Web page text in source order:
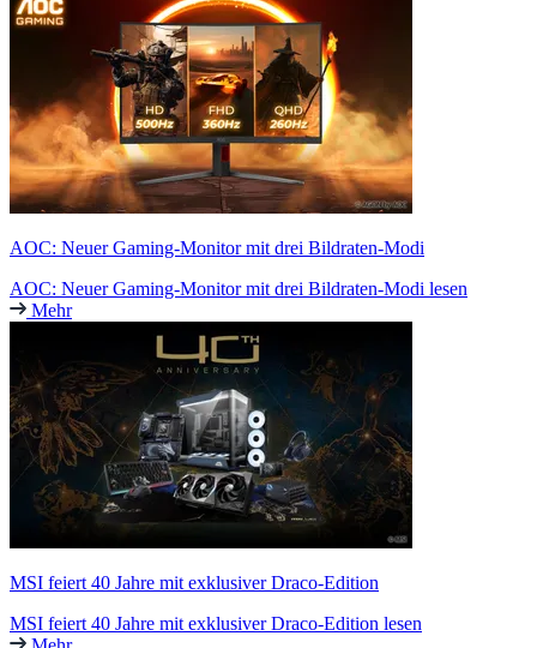
AOC: Neuer Gaming-Monitor mit drei Bildraten-Modi
AOC: Neuer Gaming-Monitor mit drei Bildraten-Modi lesen
Mehr
MSI feiert 40 Jahre mit exklusiver Draco-Edition
MSI feiert 40 Jahre mit exklusiver Draco-Edition lesen